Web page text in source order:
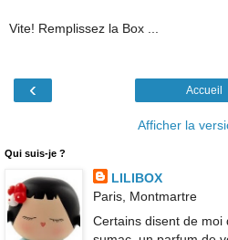
Vite! Remplissez la Box ...
‹ Accueil
Afficher la
Qui suis-je ?
LILIBOX
Paris, Montmartre
Certains disent de